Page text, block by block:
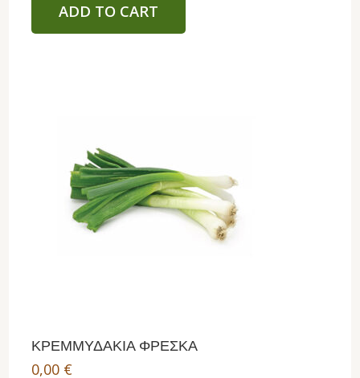
ADD TO CART
ΚΡΕΜΜΥΔΑΚΙΑ ΦΡΕΣΚΑ
0,00 €